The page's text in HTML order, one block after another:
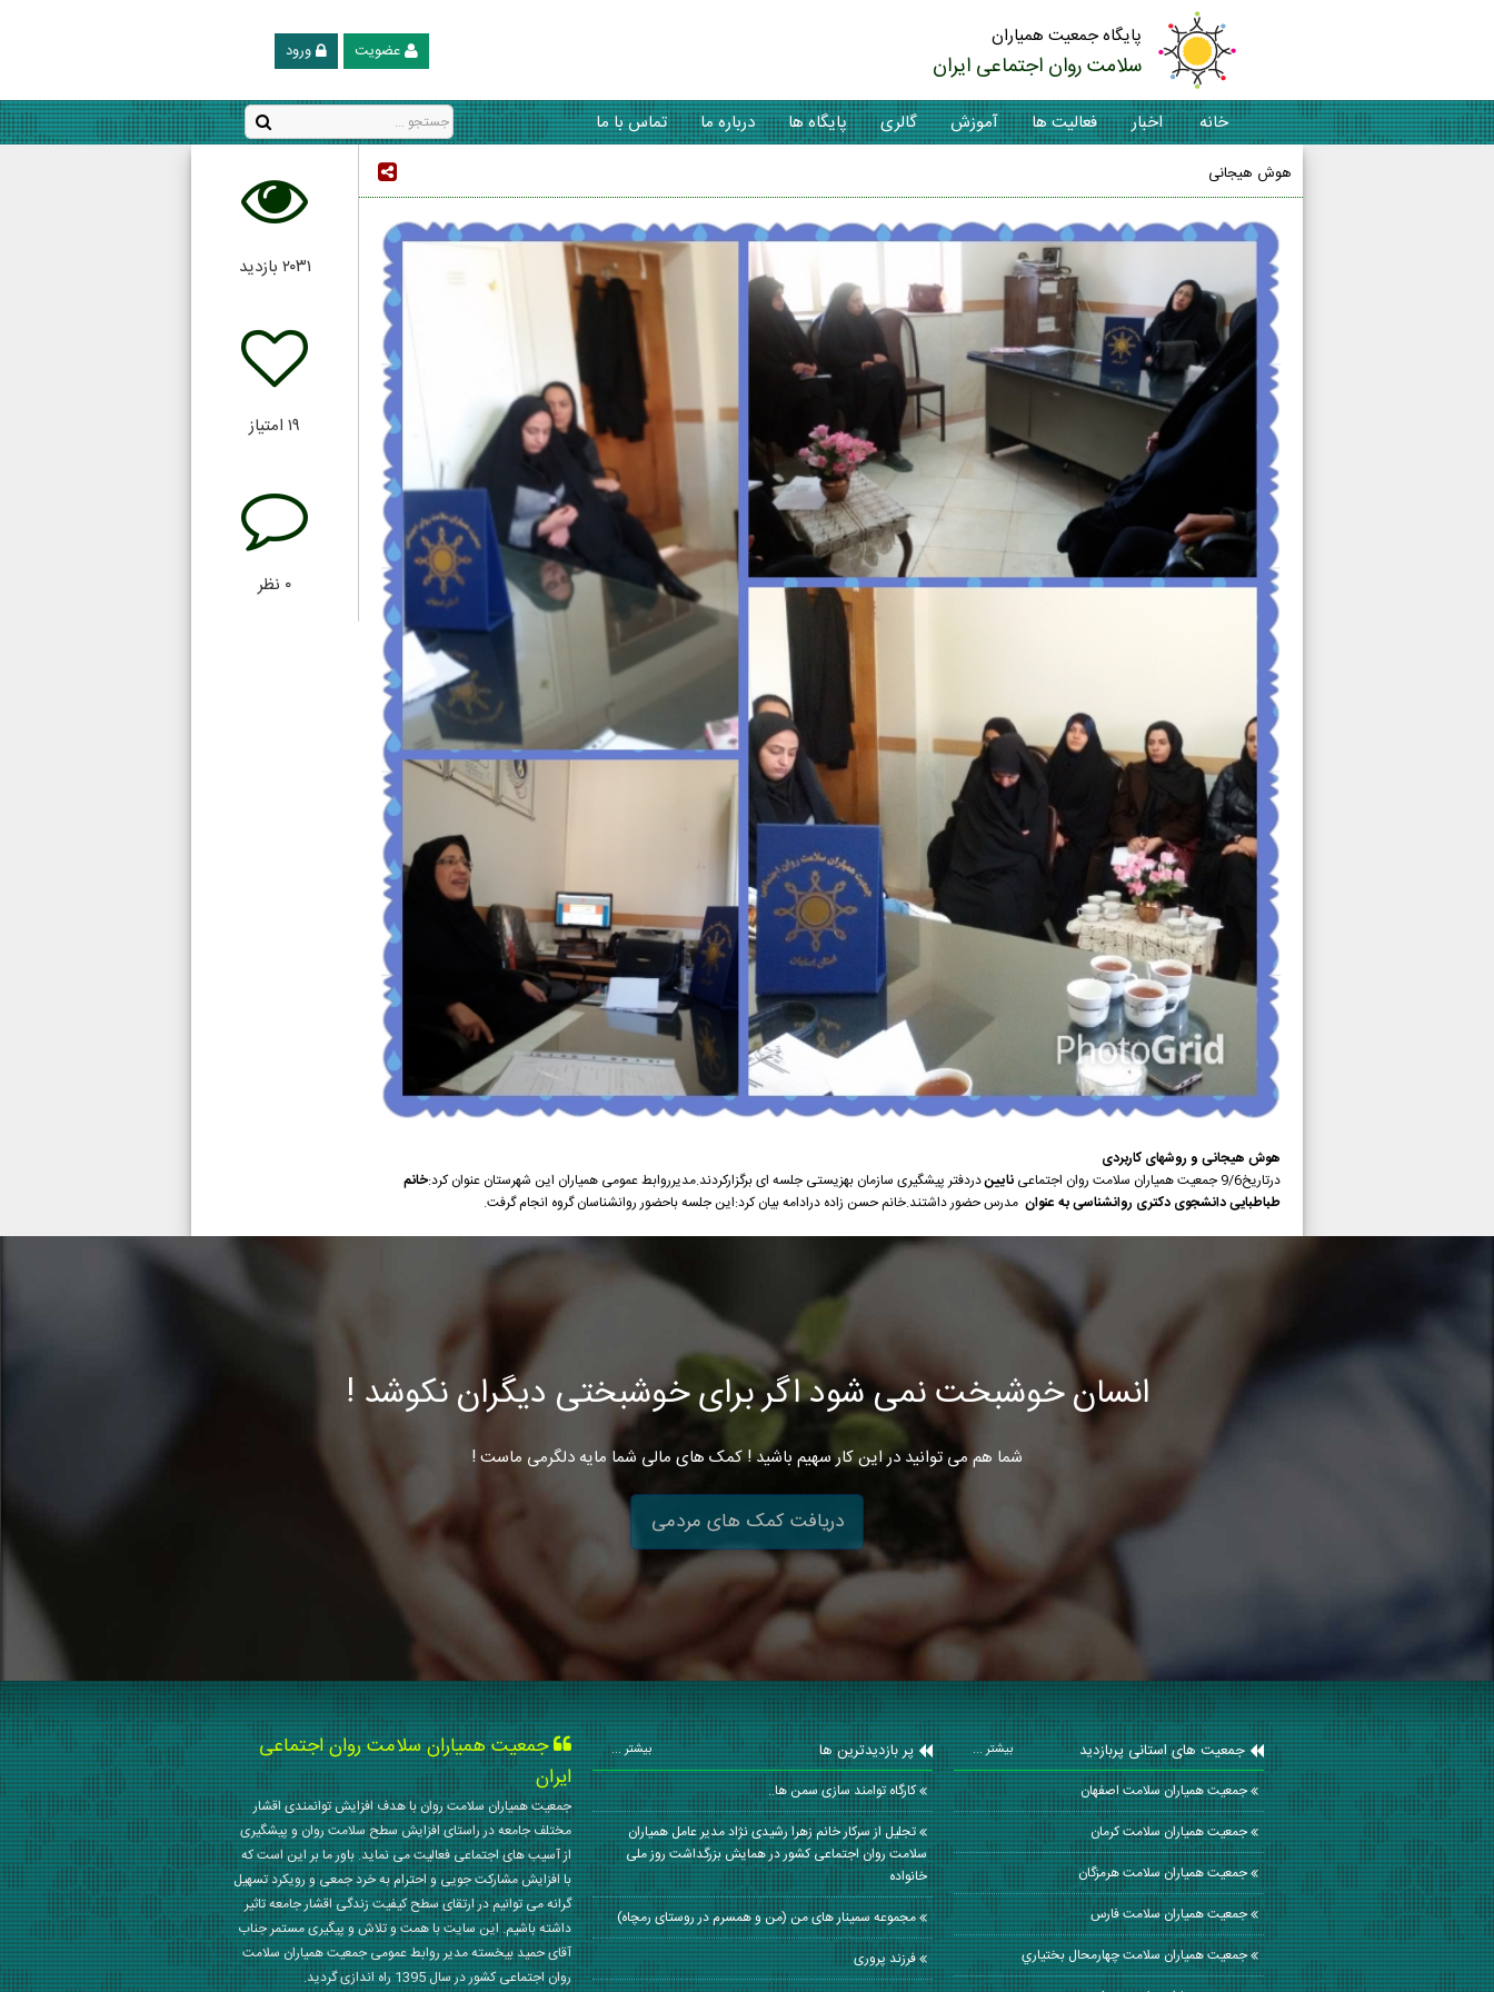
پایگاه جمعیت همیاران
سلامت روان اجتماعی ایران ورود عضویت
خانه اخبار فعالیت ها آموزش گالری پایگاه ها درباره ما تماس با ما
هوش هیجانی
هوش هیجانی و روشهای کاربردی
درتاریخ9/6 جمعیت همیاران سلامت روان اجتماعی
ناییندردفتر پیشگیری سازمان بهزیستی جلسه ای برگزارکردند.مدیرروابط عمومی همیاران این شهرستان عنوان کرد:خانم
طباطبایی دانشجوی دکتری روانشناسی به عنوان مدرس حضور داشتند.خانم حسن زاده درادامه بیان کرد:این جلسه باحضور روانشناسان گروه انجام گرفت.
۲۰۳۱ بازدید
۱۹ امتیاز
۰ نظر
انسان خوشبخت نمی شود اگر برای خوشبختی دیگران نکوشد !
شما هم می توانید در این کار سهیم باشید ! کمک های مالی شما مایه دلگرمی ماست !
دریافت کمک های مردمی
جمعیت های استانی پربازدید بیشتر ...
جمعیت همیاران سلامت اصفهان
جمعیت همیاران سلامت كرمان
جمعیت همیاران سلامت هرمزگان
جمعیت همیاران سلامت فارس
جمعیت همیاران سلامت چهارمحال بختياري
پر بازدیدترین ها بیشتر ...
کارگاه توامند سازی سمن ها..
تجلیل از سرکار خانم زهرا رشیدی نژاد مدیر عامل همیاران
سلامت روان اجتماعی کشور در همایش بزرگداشت روز ملی
خانواده
مجموعه سمینار های من (من و همسرم در روستای رمچاه)
فرزند پروری
جمعیت همیاران سلامت روان اجتماعی
ایران
جمعیت همیاران سلامت روان با هدف افزایش توانمندی اقشار
مختلف جامعه در راستای افزایش سطح سلامت روان و پیشگیری
از آسیب های اجتماعی فعالیت می نماید. باور ما بر این است که
با افزایش مشارکت جویی و احترام به خرد جمعی و رویکرد تسهیل
گرانه می توانیم در ارتقای سطح کیفیت زندگی اقشار جامعه تاثیر
داشته باشیم. این سایت با همت و تلاش و پیگیری مستمر جناب
آقای حمید بیخسته مدیر روابط عمومی جمعیت همیاران سلامت
روان اجتماعی کشور در سال 1395 راه اندازی گردید.